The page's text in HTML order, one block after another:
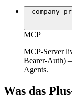
MCP
MCP-Server
Bearer-Auth)
Agents.
Was das